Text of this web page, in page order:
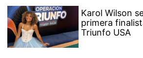
Karol Wilson
primera
Triunfo USA